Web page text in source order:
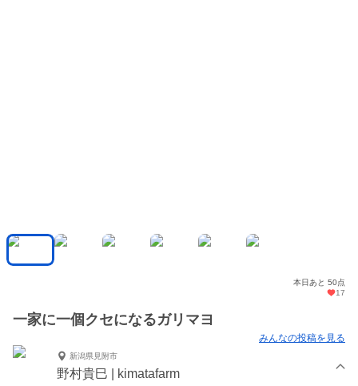
本日あと 50点
17
一家に一個クセになるガリマヨ
みんなの投稿を見る
新潟県見附市
野村貴巳 | kimatafarm